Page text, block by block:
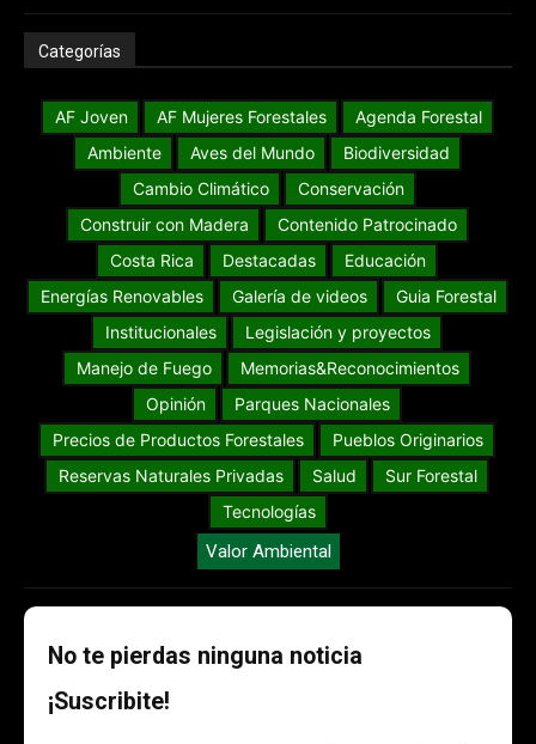
Categorías
AF Joven AF Mujeres Forestales
Agenda Forestal
Ambiente
Aves del Mundo
Biodiversidad
Cambio Climático
Conservación
Construir con Madera
Contenido Patrocinado
Costa Rica
Destacadas
Educación
Energías Renovables
Galería de videos
Guia Forestal
Institucionales
Legislación y proyectos
Manejo de Fuego
Memorias&Reconocimientos
Opinión
Parques Nacionales
Precios de Productos Forestales
Pueblos Originarios
Reservas Naturales Privadas
Salud
Sur Forestal
Tecnologías
Valor Ambiental
No te pierdas ninguna noticia
¡Suscribite!